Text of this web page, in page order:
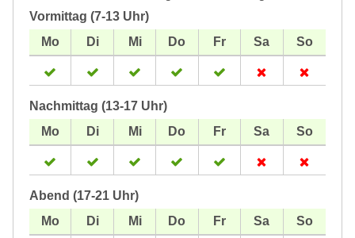
Vormittag (7-13 Uhr)
Nachmittag (13-17 Uhr)
Abend (17-21 Uhr)